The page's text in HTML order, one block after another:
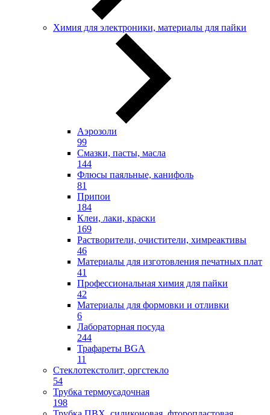
Химия для электроники, материалы для пайки
Аэрозоли
99
Смазки, пасты, масла
144
Флюсы паяльные, канифоль
81
Припои
184
Клеи, лаки, краски
169
Растворители, очистители, химреактивы
46
Материалы для изготовления печатных плат
41
Профессиональная химия для пайки
42
Материалы для формовки и отливки
6
Лабораторная посуда
244
Трафареты BGA
11
Стеклотекстолит, оргстекло
54
Трубка термоусадочная
198